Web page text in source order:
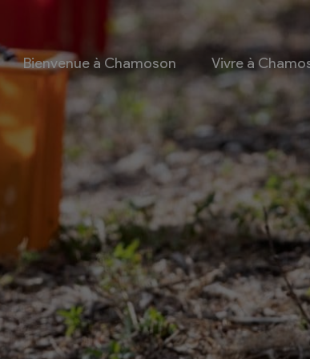
Bienvenue à Chamoson Vivre à
Economie
Entreprises
Taxes de séjour et
d’hébergement
Energie
Grands cru
Mobility Car